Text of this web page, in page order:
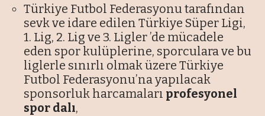
Türkiye Futbol Federasyonu tarafından
sevk ve idare edilen Türkiye Süper Ligi,
1. Lig, 2. Lig ve 3. Ligler ’de mücadele
eden spor kulüplerine, sporculara ve bu
liglerle sınırlı olmak üzere Türkiye
Futbol Federasyonu’na yapılacak
sponsorluk harcamaları profesyonel
spor dalı,